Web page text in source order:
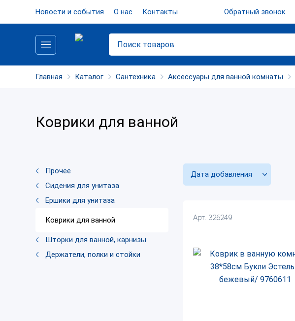
Новости и события О нас Контакты Обратный звонок
Главная Каталог Сантехника Аксессуары для ванной комнаты
Коврики для ванной
Прочее
Сидения для унитаза
Ершики для унитаза
Коврики для ванной
Шторки для ванной, карнизы
Держатели, полки и стойки
Дата добавления
Арт. 326249